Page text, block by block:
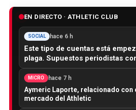
EN DIRECTO · ATHLETIC CLUB
SOCIAL hace 6 h
Este tipo de cuentas está
plaga. Supuestos periodistas
MICRO hace 7 h
Aymeric Laporte, relacionado con
mercado del Athletic